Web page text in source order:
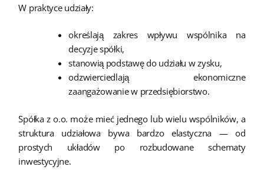
W praktyce udziały:
określają zakres wpływu wspólnika na
decyzje spółki,
stanowią podstawę do udziału w zysku,
odzwierciedlają ekonomiczne
zaangażowanie w przedsiębiorstwo.
Spółka z o.o. może mieć jednego lub wielu wspólników, a
struktura udziałowa bywa bardzo elastyczna — od
prostych układów po rozbudowane schematy
inwestycyjne.